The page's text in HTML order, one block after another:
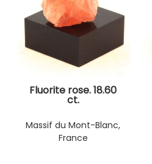
Fluorite rose. 18.60
ct.
Massif du Mont-Blanc,
France